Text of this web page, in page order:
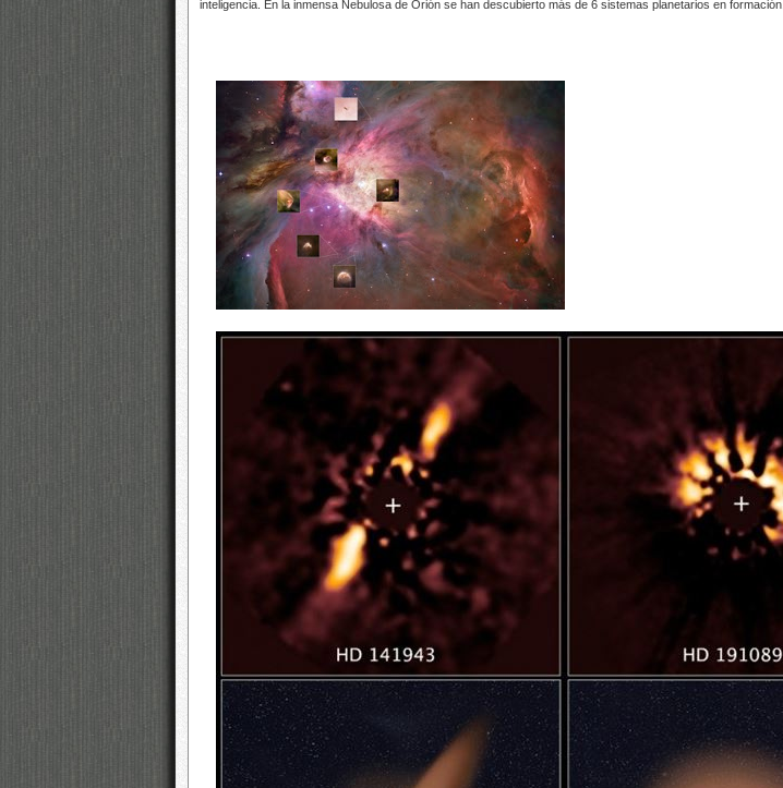
inteligencia. En la inmensa Nebulosa de Orión se han descubierto más de 6 sistemas planetarios en formación.